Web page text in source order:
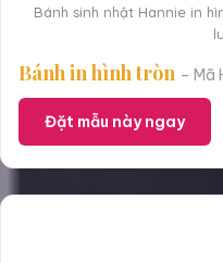
Bánh sinh nhật Hannie in
Bánh in hình tròn – Mã
Đặt mẫu này ngay